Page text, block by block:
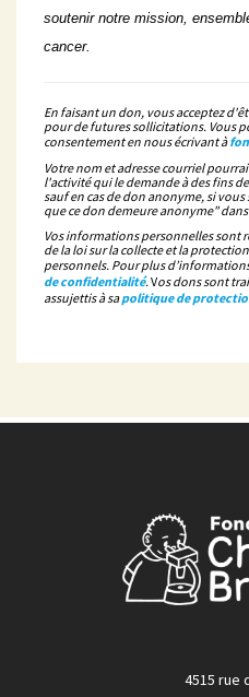
soutenir notre mission,
cancer.
En faisant un don, vous acceptez
pour de futures sollicitations. Vous
consentement en nous écrivant à
Votre nom et adresse courriel
l'activité qui le demande à des fins
sauf en cas de don anonyme, si
que ce don demeure anonyme"
Vos informations personnelles sont
de la loi sur la collecte et la
personnels. Pour plus
de confidentialité.Vos dons sont
assujettis à sapolitique de
4515 rue